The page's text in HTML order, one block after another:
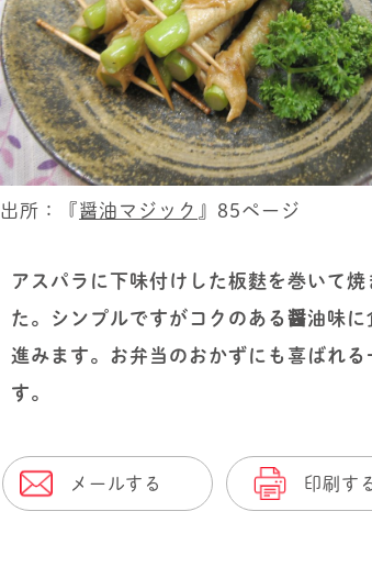
出所：『醤油マジック 』85ページ
アスパラに下味付けした板麩を巻いて焼
た。シンプルですがコクのある醤油味に
進みます。お弁当のおかずにも喜ばれる
す。
メールする 印刷す